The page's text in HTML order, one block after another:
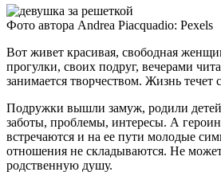
Фото автора Andrea Piacquadio: Pexels
Вот живет красивая, свободная
прогулки, своих подруг, вечерами
занимается творчеством. Жизнь течет
Подружки вышли замуж, родили
заботы, проблемы, интересы. А
встречаются и на ее пути молодые
отношения не складываются. Не
родственную душу.